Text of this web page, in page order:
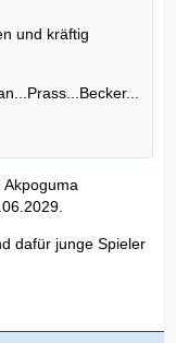
und kräftig
Akpoguma
dafür junge Spieler